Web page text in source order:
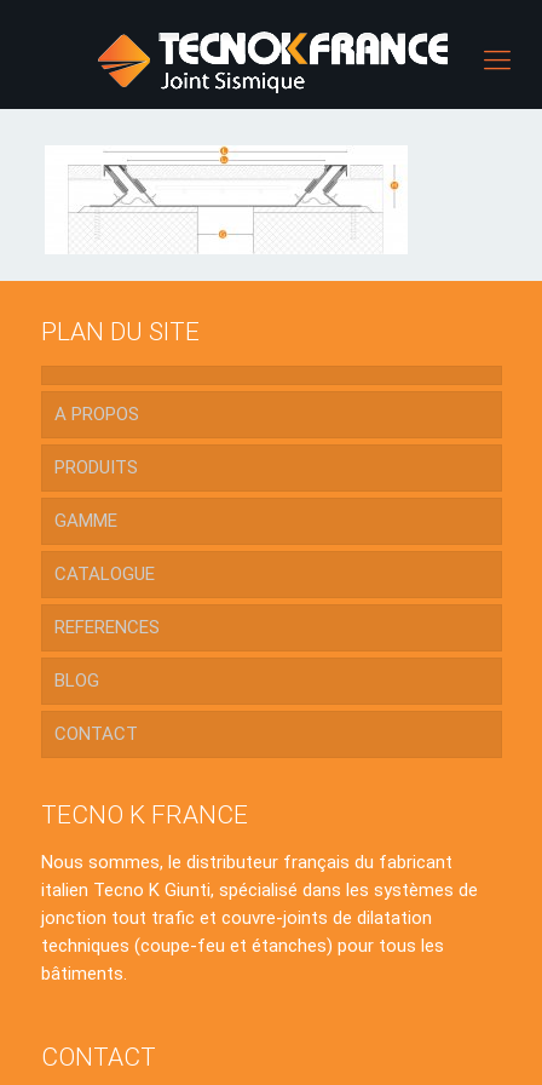
PLAN DU SITE
A PROPOS
PRODUITS
GAMME
CATALOGUE
REFERENCES
BLOG
CONTACT
TECNO K FRANCE
Nous sommes, le distributeur français du fabricant
italien Tecno K Giunti, spécialisé dans les systèmes de
jonction tout trafic et couvre-joints de dilatation
techniques (coupe-feu et étanches) pour tous les
bâtiments.
CONTACT